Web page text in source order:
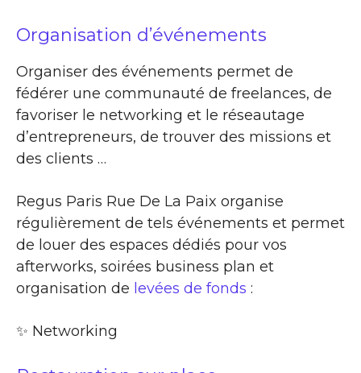
Organisation d’événements
Organiser des événements permet de
fédérer une communauté de freelances, de
favoriser le networking et le réseautage
d’entrepreneurs, de trouver des missions et
des clients …
Regus Paris Rue De La Paix organise
régulièrement de tels événements et permet
de louer des espaces dédiés pour vos
afterworks, soirées business plan et
organisation de levées de fonds :
✨​ Networking